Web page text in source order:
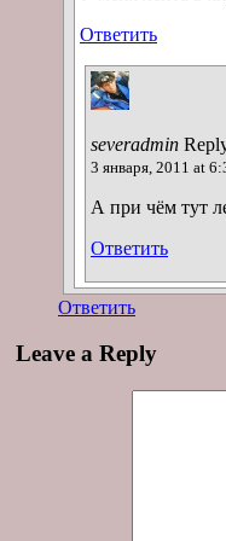
Ответить
severadmin
3 января, 2011 at
А при чём тут
Ответить
Ответить
Leave a Reply